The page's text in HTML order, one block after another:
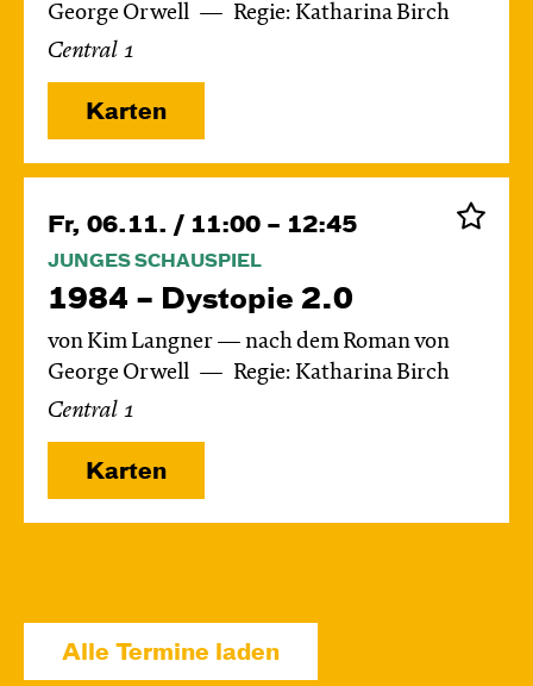
George Orwell
Regie: Katharina Birch
Central 1
Karten
Fr, 06.11. / 11:00 – 12:45
JUNGES SCHAUSPIEL
1984 – Dystopie 2.0
von Kim Langner — nach dem Roman von
George Orwell
Regie: Katharina Birch
Central 1
Karten
JUNGES SCHAUSPIEL
Das grüne König­reich
Alle Termine laden